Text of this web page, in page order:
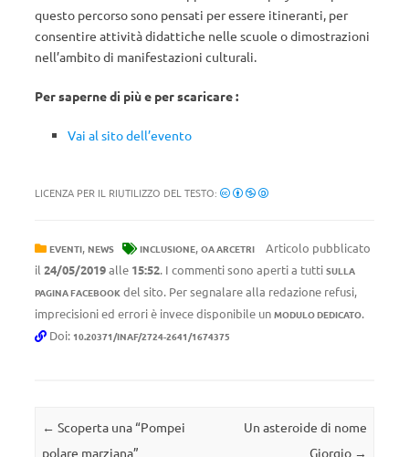
questo percorso sono pensati per essere itineranti, per
consentire attività didattiche nelle scuole o dimostrazioni
nell’ambito di manifestazioni culturali.
Per saperne di più e per scaricare :
Vai al sito dell’evento
LICENZA PER IL RIUTILIZZO DEL TESTO:
EVENTI, NEWS INCLUSIONE, OA ARCETRI
Articolo pubblicato
il 24/05/2019alle 15:52. I commenti sono aperti a tutti SULLA
PAGINA FACEBOOK del sito. Per segnalare alla redazione refusi,
imprecisioni ed errori è invece disponibile un MODULO DEDICATO.
Doi: 10.20371/INAF/2724-2641/1674375
Navigazione articolo
← Scoperta una “Pompei
polare marziana”
Un asteroide di nome
Giorgio →